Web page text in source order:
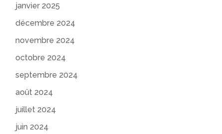
janvier 2025
décembre 2024
novembre 2024
octobre 2024
septembre 2024
août 2024
juillet 2024
juin 2024